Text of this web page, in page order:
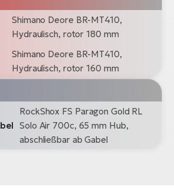
Shimano Deore BR-MT410,
Hydraulisch, rotor 180 mm
Shimano Deore BR-MT410,
Hydraulisch, rotor 160 mm
RockShox FS Paragon Gold RL
Solo Air 700c, 65 mm Hub,
abschließbar ab Gabel